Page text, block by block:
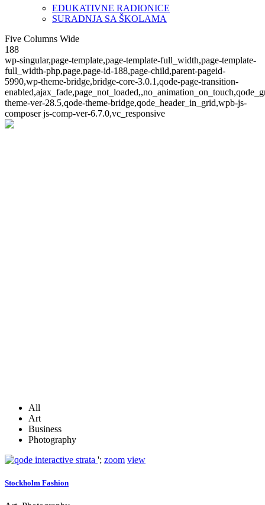
EDUKATIVNE RADIONICE
SURADNJA SA ŠKOLAMA
Five Columns Wide
188
wp-singular,page-template,page-template-full_width,page-template-
full_width-php,page,page-id-188,page-child,parent-pageid-
5990,wp-theme-bridge,bridge-core-3.0.1,qode-page-transition-
theme-ver-28.5,qode-theme-bridge,qode_header_in_grid,wpb-js-
composer js-comp-ver-6.7.0,vc_responsive
All
Art
Business
Photography
'; zoom view
Stockholm Fashion